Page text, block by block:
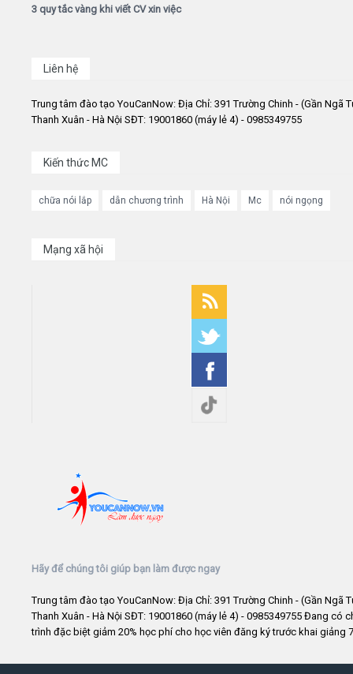
3 quy tắc vàng khi viết CV xin việc
Liên hệ
Trung tâm đào tạo YouCanNow: Địa Chỉ: 391 Trường Chinh - (Gần Ngã
Thanh Xuân - Hà Nội SĐT: 19001860 (máy lẻ 4) - 0985349755
Kiến thức MC
chữa nói lắp dẫn chương trình Hà Nội Mc nói ngọng
Mạng xã hội
Hãy để chúng tôi giúp bạn làm được ngay
Trung tâm đào tạo YouCanNow: Địa Chỉ: 391 Trường Chinh - (Gần Ngã
Thanh Xuân - Hà Nội SĐT: 19001860 (máy lẻ 4) - 0985349755 Đang có
trình đặc biệt giảm 20% học phí cho học viên đăng ký trước khai giảng